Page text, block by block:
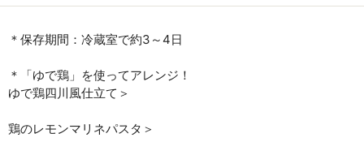
＊保存期間：冷蔵室で約3～4日
＊「ゆで鶏」を使ってアレンジ！
ゆで鶏四川風仕立て＞
鶏のレモンマリネパスタ＞